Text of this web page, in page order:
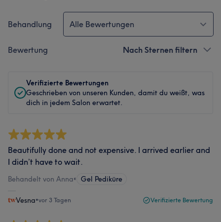
Behandlung Alle Bewertungen
Bewertung Nach Sternen filtern
Verifizierte Bewertungen
Geschrieben von unseren Kunden, damit du weißt, was
dich in jedem Salon erwartet.
Beautifully done and not expensive. I arrived earlier and
I didn’t have to wait.
Behandelt von Anna• Gel Pediküre
Vesna•vor 3 Tagen Verifizierte Bewertung